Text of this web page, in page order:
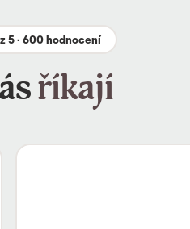
5 · 600 hodnocení
říkají